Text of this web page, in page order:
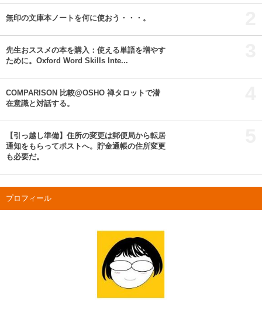
無印の文庫本ノートを何に使おう・・・。
先生おススメの本を購入：使える単語を増やす
ために。Oxford Word Skills Inte...
COMPARISON 比較@OSHO 禅タロットで潜
在意識と対話する。
【引っ越し準備】住所の変更は郵便局から転居
通知をもらってポストへ。貯金通帳の住所変更
も必要だ。
プロフィール